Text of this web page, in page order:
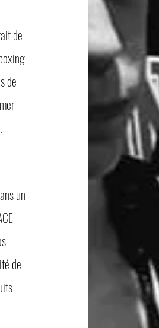
de
de
un
de